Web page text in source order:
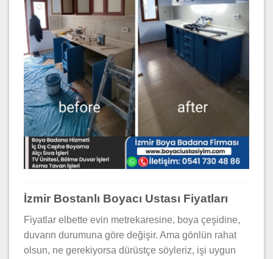
İzmir Bostanlı Boyacı Ustası Fiyatları
Fiyatlar elbette evin metrekaresine, boya çeşidine,
duvarın durumuna göre değişir. Ama gönlün rahat
olsun, ne gerekiyorsa dürüstçe söyleriz, işi uygun